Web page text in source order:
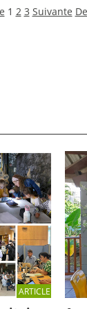
1 2 3 Suivante
ARTICLE